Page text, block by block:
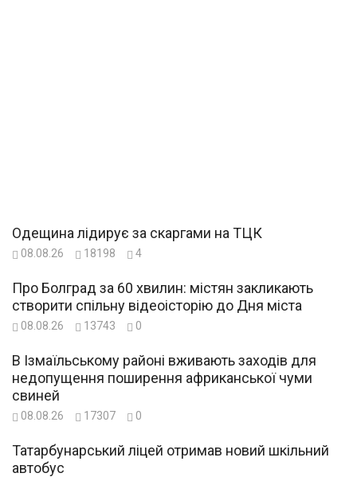
Одещина лідирує за скаргами на ТЦК
08.08.26 18198 4
Про Болград за 60 хвилин: містян закликають
створити спільну відеоісторію до Дня міста
08.08.26 13743 0
В Ізмаїльському районі вживають заходів для
недопущення поширення африканської чуми
свиней
08.08.26 17307 0
Татарбунарський ліцей отримав новий шкільний
автобус